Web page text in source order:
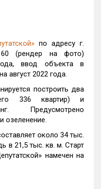
по адресу г.
60 (рендер на фото)
ввод объекта в
август 2022 года.
построить два
336 квартир) и
Предусмотрено
озеленение.
около 34 тыс.
в 21,5 тыс. кв. м. Старт
намечен на